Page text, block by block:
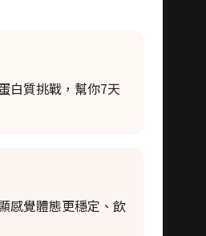
白質挑戰，幫你7天
感覺體態更穩定、飲